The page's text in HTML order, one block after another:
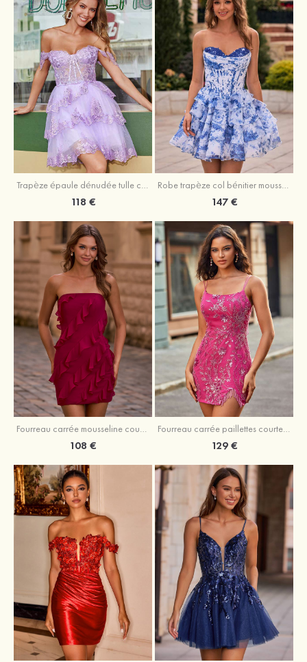
Trapèze épaule dénudée tulle courte/mini robe de fête de la rentrée avec paillettes
118 €
Robe trapèze col bénitier mousseline courte/mini robe de fête de la rentrée avec appliqué
147 €
Fourreau carrée mousseline courte/mini robe de fête de la rentré avec volants
108 €
Fourreau carrée paillettes courte/mini robe de fête de la rentrée
129 €